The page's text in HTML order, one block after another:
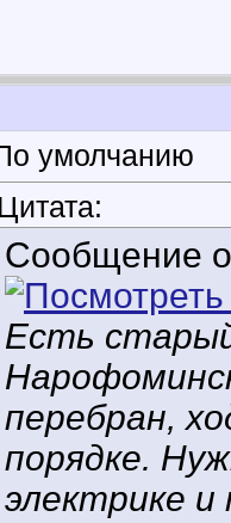
Цитата:
Сообщение
Есть
перебран,
порядке.
электрике